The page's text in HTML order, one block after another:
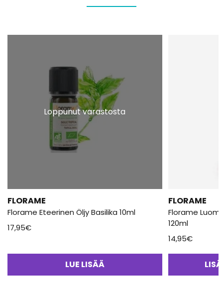
Loppunut varastosta
FLORAME
Florame Eteerinen Öljy Basilika 10ml
17,95€
LUE LISÄÄ
FLORAME
Florame
120ml
14,95€